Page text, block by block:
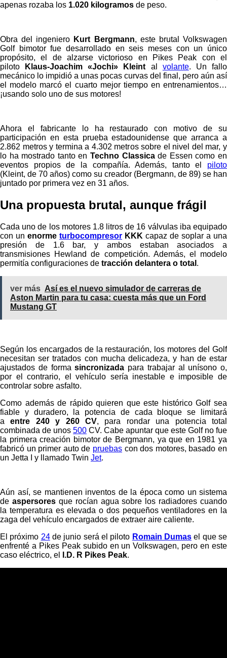
apenas rozaba los 1.020 kilogramos de peso.
Obra del ingeniero Kurt Bergmann, este brutal Volkswagen
Golf bimotor fue desarrollado en seis meses con un único
propósito, el de alzarse victorioso en Pikes Peak con el
piloto
Klaus-Joachim «Jochi» Kleint al volante. Un fallo
mecánico lo impidió a unas pocas curvas del final, pero aún así
el modelo marcó el cuarto mejor tiempo en entrenamientos…
¡usando solo uno de sus motores!
Ahora el fabricante lo ha restaurado con motivo de su
participación en esta prueba estadounidense que arranca a
2.862 metros y termina a 4.302 metros sobre el nivel del mar, y
lo ha mostrado tanto en Techno Classicade Essen como en
eventos propios de la compañía. Además, tanto el piloto
(Kleint, de 70 años) como su creador (Bergmann, de 89) se han
juntado por primera vez en 31 años.
Una propuesta brutal, aunque frágil
Cada uno de los motores 1.8 litros de 16 válvulas iba equipado
con un enorme turbocompresor KKK capaz de soplar a una
presión de 1.6 bar, y ambos estaban asociados a
transmisiones Hewland de competición. Además, el modelo
permitía configuraciones de tracción delantera o total .
ver más Así es el nuevo simulador de carreras de
Aston Martin para tu casa: cuesta más que un Ford
Mustang GT
Según los encargados de la restauración, los motores del Golf
necesitan ser tratados con mucha delicadeza, y han de estar
ajustados de formasincronizada para trabajar al unísono o,
por el contrario, el vehículo sería inestable e imposible de
controlar sobre asfalto.
Como además de rápido quieren que este histórico Golf sea
fiable y duradero, la potencia de cada bloque se limitará
aentre 240 y 260 CV, para rondar una potencia total
combinada de unos 500 CV. Cabe apuntar que este Golf no fue
la primera creación bimotor de Bergmann, ya que en 1981 ya
fabricó un primer auto de pruebas con dos motores, basado en
un Jetta I y llamado Twin Jet.
Aún así, se mantienen inventos de la época como un sistema
de aspersoresque rocían agua sobre los radiadores cuando
la temperatura es elevada o dos pequeños ventiladores en la
zaga del vehículo encargados de extraer aire caliente.
El próximo 24de junio será el piloto Romain Dumas el que se
enfrenté a Pikes Peak subido en un Volkswagen, pero en este
caso eléctrico, el
I.D. R Pikes Peak.